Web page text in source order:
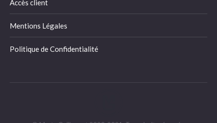
Accès client
Mentions Légales
Politique de Confidentialité